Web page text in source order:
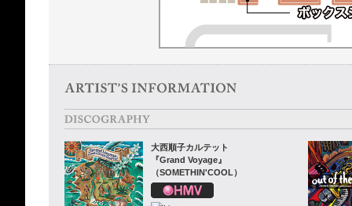
大西順子カルテット
『Grand Voyage』
（SOMETHIN'COOL）